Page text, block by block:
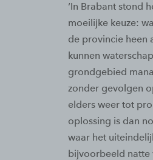
‘In Brabant stond
moeilijke keuze:
de provincie heen
kunnen
grondgebied
zonder gevolgen
elders weer tot
oplossing is dan
waar het
bijvoorbeeld natte